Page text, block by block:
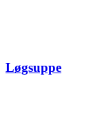
Løgsuppe